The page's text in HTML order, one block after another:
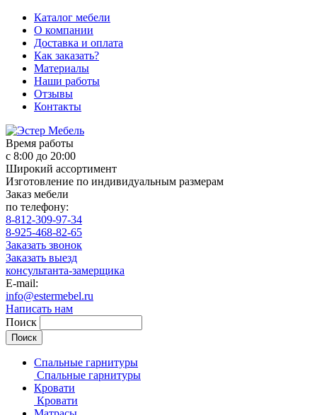
Каталог мебели
О компании
Доставка и оплата
Как заказать?
Материалы
Наши работы
Отзывы
Контакты
Время работы
с 8:00 до 20:00
Широкий ассортимент
Изготовление по индивидуальным размерам
Заказ мебели
по телефону:
8-812-309-97-34
8-925-468-82-65
Заказать звонок
Заказать выезд
консультанта-замерщика
E-mail:
info@estermebel.ru
Написать нам
Поиск
Спальные гарнитуры
Спальные гарнитуры
Кровати
Кровати